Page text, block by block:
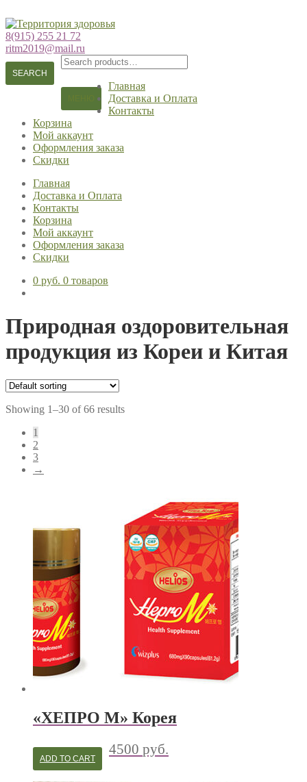
Перейти
к
навигации
Перейти
к
содержимому
8(915) 255 21 72
ritm2019@mail.ru
Search
for:
SEARCH
Главная
Доставка и Оплата
Контакты
Корзина
Мой аккаунт
Оформления заказа
Скидки
Главная
Доставка и Оплата
Контакты
Корзина
Мой аккаунт
Оформления заказа
Скидки
0 руб. 0 товаров
Природная оздоровительная
продукция из Кореи и Китая
Showing 1–30 of 66 results
1
2
3
→
«ХЕПРО М» Корея
4500 руб.
ADD TO CART